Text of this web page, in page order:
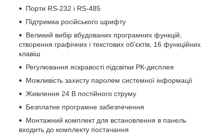
Порти RS-232 і RS-485
Підтримка російського шрифту
Великий вибір вбудованих програмних функцій,
створення графічних і текстових об'єктів, 16 функційних
клавіш
Регулювання яскравості підсвітки РК-дисплея
Можливість захисту паролем системної інформації
Живлення 24 В постійного струму
Безплатне програмне забезпечення
Монтажний комплект для встановлення в панель
входить до комплекту постачання